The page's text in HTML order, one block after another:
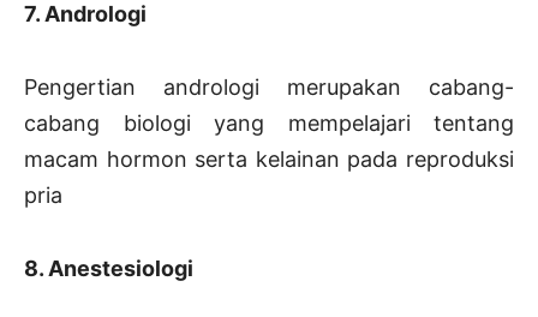
7. Andrologi
Pengertian andrologi merupakan cabang-
cabang biologi yang mempelajari tentang
macam hormon serta kelainan pada reproduksi
pria
8. Anestesiologi